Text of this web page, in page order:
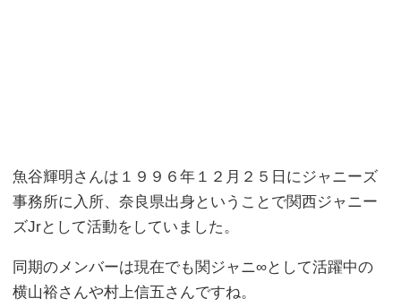
魚谷輝明さんは１９９６年１２月２５日にジャニーズ
事務所に入所、奈良県出身ということで関西ジャニー
ズJrとして活動をしていました。
同期のメンバーは現在でも関ジャニ∞として活躍中の
横山裕さんや村上信五さんですね。